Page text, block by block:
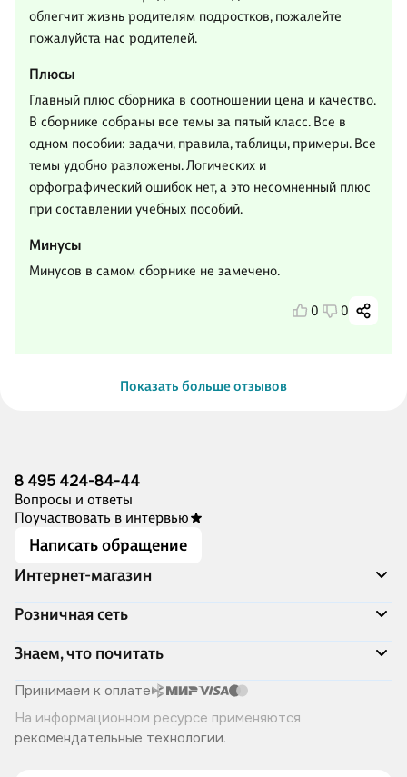
облегчит жизнь родителям подростков, пожалейте
пожалуйста нас родителей.
Плюсы
Главный плюс сборника в соотношении цена и качество.
В сборнике собраны все темы за пятый класс. Все в
одном пособии: задачи, правила, таблицы, примеры. Все
темы удобно разложены. Логических и
орфографический ошибок нет, а это несомненный плюс
при составлении учебных пособий.
Минусы
Минусов в самом сборнике не замечено.
0 0
Показать больше отзывов
8 495 424-84-44
Вопросы и ответы
Поучаствовать в интервью
Написать обращение
Интернет-магазин
Акции
Доставка и оплата
Программа лояльности
Подарочные сертификаты
Правила продажи
Политика конфиденциальности
Розничная сеть
Адреса магазинов
Книжный Дозор
О компании
Читай-город для бизнеса
Хотите у нас работать?
Знаем, что почитать
Скоро в продаже
Лучшие из лучших
Читай-журнал
Принимаем к оплате
На информационном ресурсе применяются
рекомендательные технологии.